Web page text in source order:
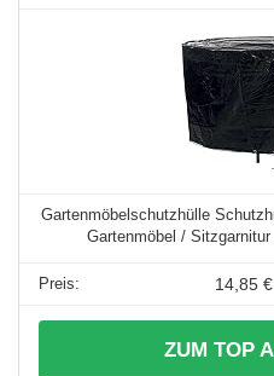
Gartenmöbelschutzhülle
Gartenmöbel /
14,85 €
ZUM TOP